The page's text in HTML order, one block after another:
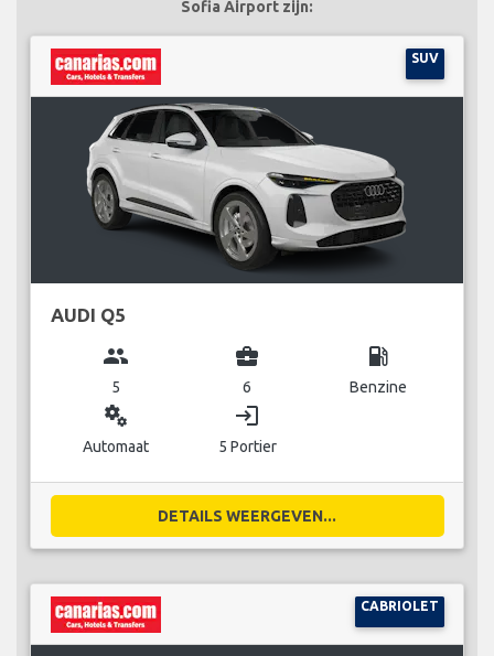
Sofia Airport zijn:
SUV
AUDI Q5
group
5
business_center
6
local_gas_station
Benzine
miscellaneous_services
Automaat
login
5 Portier
DETAILS WEERGEVEN...
CABRIOLET